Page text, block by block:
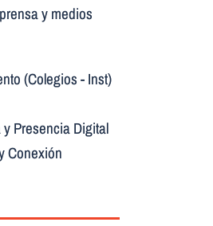
y medios
(Colegios - Inst)
Presencia Digital
Conexión